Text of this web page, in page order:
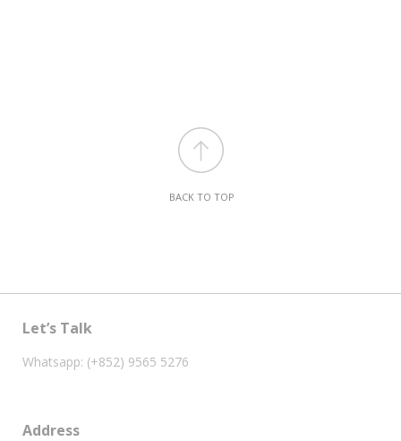
BACK TO TOP
Let’s Talk
Whatsapp: (+852) 9565 5276
Address